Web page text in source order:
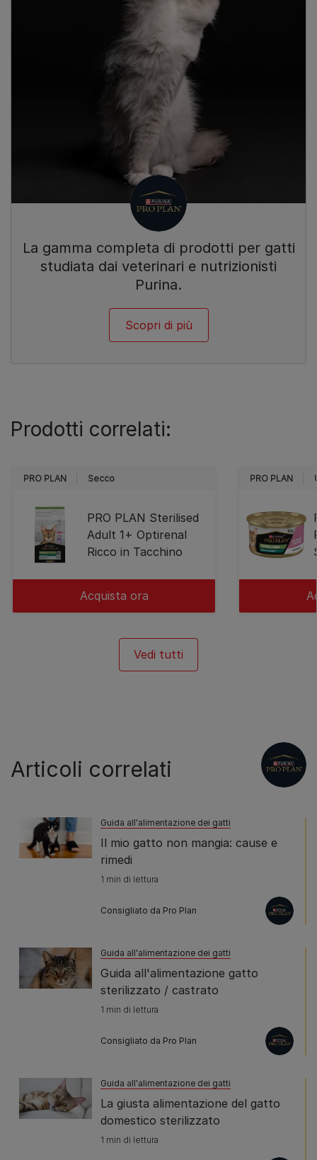
La gamma completa di prodotti per gatti
studiata dai veterinari e nutrizionisti
Purina.
Scopri di più
Prodotti correlati:
PRO PLAN Secco
PRO PLAN Sterilised
Adult 1+ Optirenal
Ricco in Tacchino
Acquista ora
PRO PLAN
Vedi tutti
Articoli correlati
Guida all'alimentazione dei gatti
Il mio gatto non mangia: cause e
rimedi
1 min di lettura
Consigliato da Pro Plan
Guida all'alimentazione dei gatti
Guida all'alimentazione gatto
sterilizzato / castrato
1 min di lettura
Consigliato da Pro Plan
Guida all'alimentazione dei gatti
La giusta alimentazione del gatto
domestico sterilizzato
1 min di lettura